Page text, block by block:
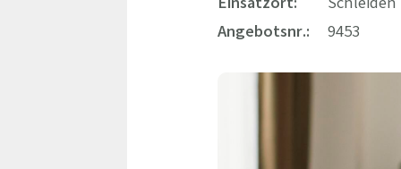
Angebotsnr.:
9453